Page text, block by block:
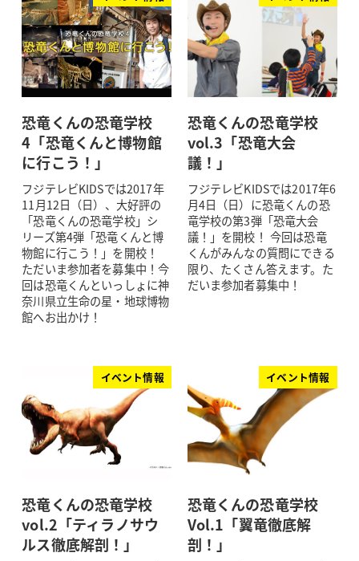
恐竜くんの恐竜学校
4「恐竜くんと博物館
に行こう！」
フジテレビKIDSでは2017年
11月12日（日）、大好評の
「恐竜くんの恐竜学校」シ
リーズ第4弾「恐竜くんと博
物館に行こう！」を開校！
ただいま参加者を募集中！今
回は恐竜くんといっしょに神
奈川県立生命の星・地球博物
館へお出かけ！
恐竜くんの恐竜学校
vol.3「恐竜大会
議！」
フジテレビKIDSでは2017年6
月4日（日）に恐竜くんの恐
竜学校の第3弾「恐竜大会
議！」を開校！ 今回は恐竜
くんがみんなの質問にできる
限り、たくさん答えます。た
だいま参加者募集中！
イベント情報
恐竜くんの恐竜学校
vol.2「ティラノサウ
ルス徹底解剖！」
イベント情報
恐竜くんの恐竜学校
Vol.1「翼竜徹底解
剖！」